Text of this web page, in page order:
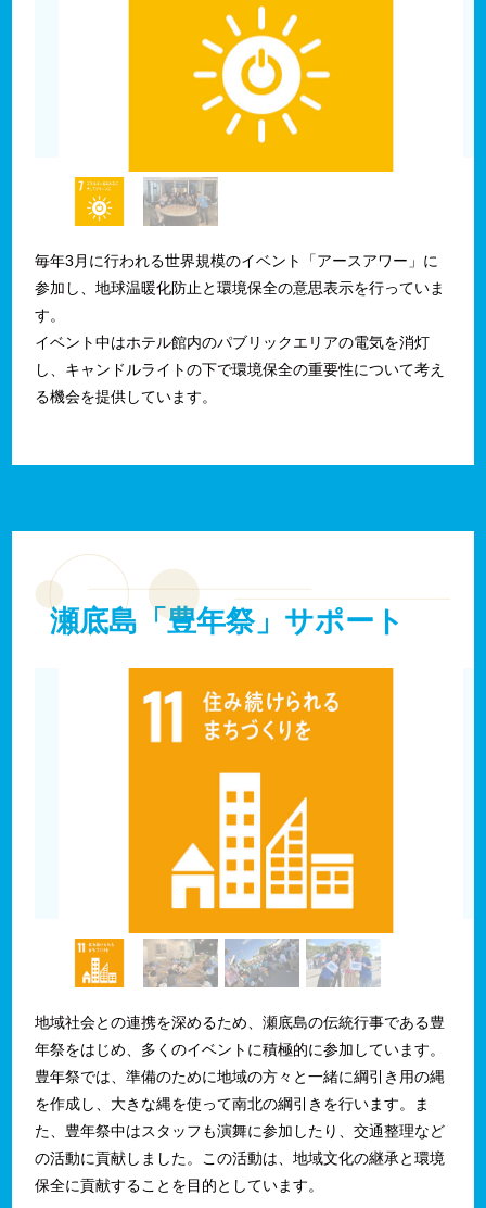
毎年3月に行われる世界規模のイベント「アースアワー」に
参加し、地球温暖化防止と環境保全の意思表示を行っていま
す。
イベント中はホテル館内のパブリックエリアの電気を消灯
し、キャンドルライトの下で環境保全の重要性について考え
る機会を提供しています。
瀬底島「豊年祭」サポート
地域社会との連携を深めるため、瀬底島の伝統行事である豊
年祭をはじめ、多くのイベントに積極的に参加しています。
豊年祭では、準備のために地域の方々と一緒に綱引き用の縄
を作成し、大きな縄を使って南北の綱引きを行います。ま
た、豊年祭中はスタッフも演舞に参加したり、交通整理など
の活動に貢献しました。この活動は、地域文化の継承と環境
保全に貢献することを目的としています。